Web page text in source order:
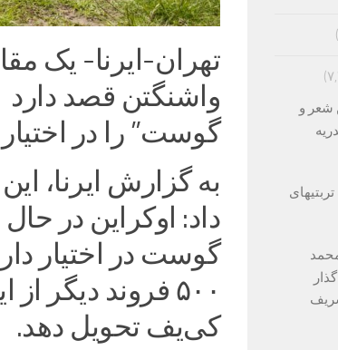
تهران-ایرنا- یک
گوست” را در
به گزارش ایرنا،
داد: اوکراین در
گوست در اختیار
۵۰۰ فروند دیگر
کی‌یف تحویل دهد.
شعر و